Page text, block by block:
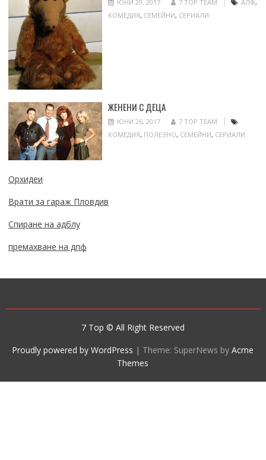
ЮНИ 29, 2017 7 TOP TEAM АЛФ,
КОМЕДИЯ, СЕМЕЙНИ, СЕРИАЛИ
ЖЕНЕНИ С ДЕЦА
ЮНИ 26, 2017
7 TOP TEAM
КОМЕДИЯ, ПОЛЕЗНО, СЕМЕЙНИ, СЕРИАЛИ
Орхидеи
Врати за гараж Пловдив
Спиране на адблу
премахване на дпф
7 Top © All Right Reserved
Proudly powered by WordPress | Theme: SuperNews byAcme
Themes